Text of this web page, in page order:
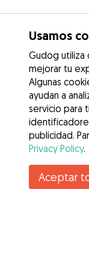
Usamos
Gudog utiliza
mejorar tu
Algunas
ayudan a
servicio para
publicidad.
Privacy Policy.
Aceptar